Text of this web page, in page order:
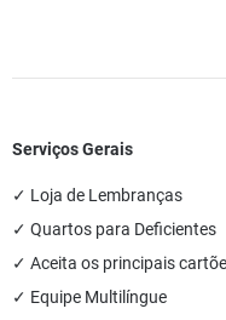
Serviços Gerais
✓ Loja de Lembranças
✓ Quartos para Deficientes
✓ Aceita os principais
✓ Equipe Multilíngue